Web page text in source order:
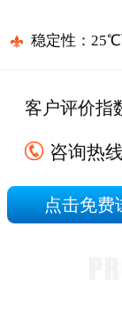
稳定性：
客户评价指
咨询热线
点击免费